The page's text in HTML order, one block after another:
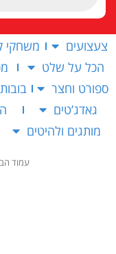
צעצועים משחקי
הכל על שלט
ספורט וחצר
גאדג’טים
מותגים ולהיטים
עמוד